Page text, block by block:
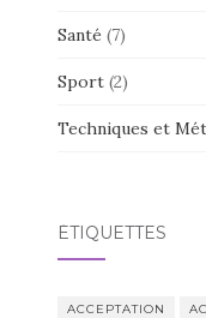
Santé (7)
Sport(2)
Techniques et
ÉTIQUETTES
ACCEPTATION